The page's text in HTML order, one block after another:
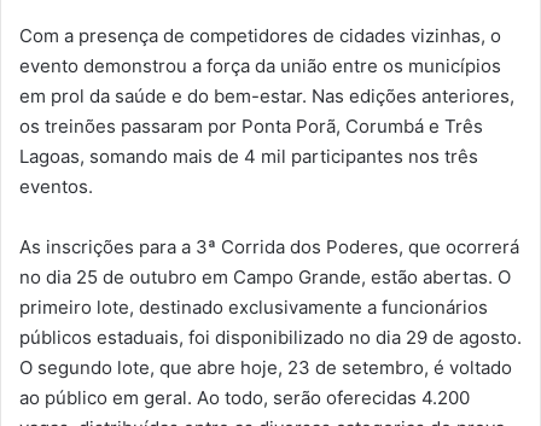
Com a presença de competidores de cidades vizinhas, o
evento demonstrou a força da união entre os municípios
em prol da saúde e do bem-estar. Nas edições anteriores,
os treinões passaram por Ponta Porã, Corumbá e Três
Lagoas, somando mais de 4 mil participantes nos três
eventos.
As inscrições para a 3ª Corrida dos Poderes, que ocorrerá
no dia 25 de outubro em Campo Grande, estão abertas. O
primeiro lote, destinado exclusivamente a funcionários
públicos estaduais, foi disponibilizado no dia 29 de agosto.
O segundo lote, que abre hoje, 23 de setembro, é voltado
ao público em geral. Ao todo, serão oferecidas 4.200